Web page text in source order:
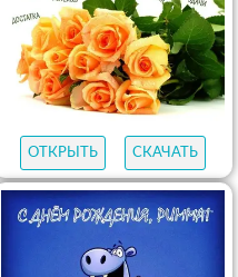
ОТКРЫТЬ СКАЧАТЬ